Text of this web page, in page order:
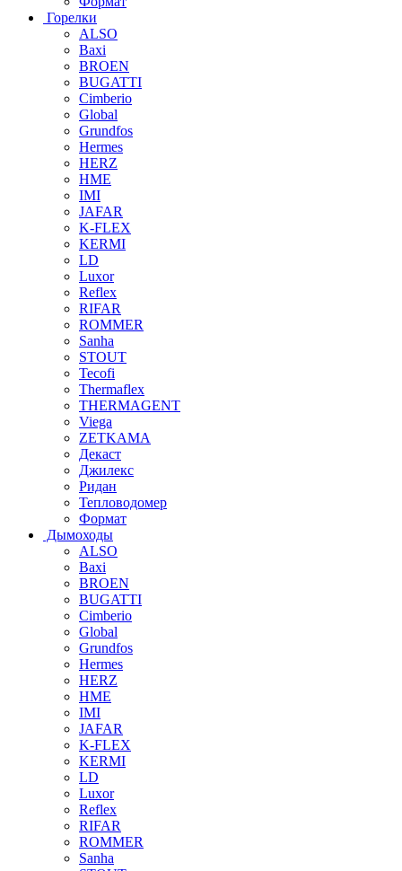
Горелки
ALSO
Baxi
BROEN
BUGATTI
Cimberio
Global
Grundfos
Hermes
HERZ
HME
IMI
JAFAR
K-FLEX
KERMI
LD
Luxor
Reflex
RIFAR
ROMMER
Sanha
STOUT
Tecofi
Thermaflex
THERMAGENT
Viega
ZETKAMA
Декаст
Джилекс
Ридан
Тепловодомер
Формат
Дымоходы
ALSO
Baxi
BROEN
BUGATTI
Cimberio
Global
Grundfos
Hermes
HERZ
HME
IMI
JAFAR
K-FLEX
KERMI
LD
Luxor
Reflex
RIFAR
ROMMER
Sanha